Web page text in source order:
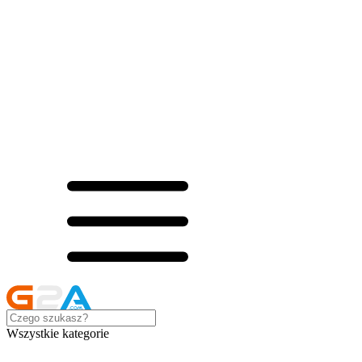
Wszystkie kategorie